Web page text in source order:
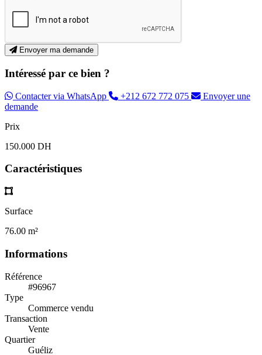
Envoyer ma demande
Intéressé par ce bien ?
Contacter via WhatsApp +212 672 772 075
Envoyer une
demande
Prix
150.000 DH
Caractéristiques
Surface
76.00 m²
Informations
Référence
#96967
Type
Commerce vendu
Transaction
Vente
Quartier
Guéliz